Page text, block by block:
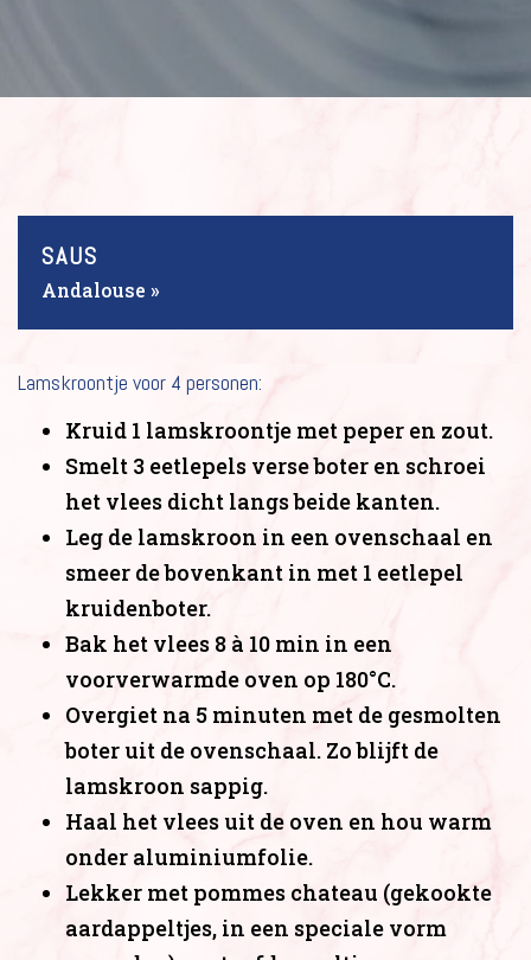
ONZE SAUZEN
GERECHTEN
CAREER
VOOR PROFESSIONALS
#
SAUS
Andalouse »
Lamskroontje voor 4 personen:
Kruid 1 lamskroontje met peper en zout.
Smelt 3 eetlepels verse boter en schroei
het vlees dicht langs beide kanten.
Leg de lamskroon in een ovenschaal en
smeer de bovenkant in met 1 eetlepel
kruidenboter.
Bak het vlees 8 à 10 min in een
voorverwarmde oven op 180°C.
Overgiet na 5 minuten met de gesmolten
boter uit de ovenschaal. Zo blijft de
lamskroon sappig.
Haal het vlees uit de oven en hou warm
onder aluminiumfolie.
Lekker met pommes chateau (gekookte
aardappeltjes, in een speciale vorm